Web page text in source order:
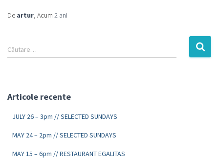
De artur, Acum 2 ani
Căutare…
Articole recente
JULY 26 – 3pm // SELECTED SUNDAYS
MAY 24 – 2pm // SELECTED SUNDAYS
MAY 15 – 6pm // RESTAURANT EGALITAS